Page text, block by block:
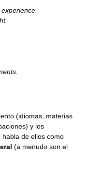
(idiomas, materias
y los
de ellos como
(a menudo son el